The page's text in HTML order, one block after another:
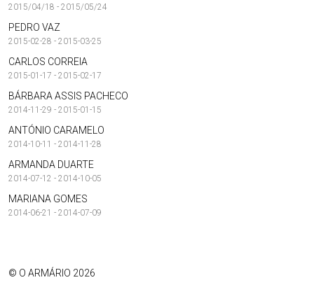
2015/04/18 - 2015/05/24
PEDRO VAZ
2015-02-28 - 2015-03-25
CARLOS CORREIA
2015-01-17 - 2015-02-17
BÁRBARA ASSIS PACHECO
2014-11-29 - 2015-01-15
ANTÓNIO CARAMELO
2014-10-11 - 2014-11-28
ARMANDA DUARTE
2014-07-12 - 2014-10-05
MARIANA GOMES
2014-06-21 - 2014-07-09
© O ARMÁRIO 2026